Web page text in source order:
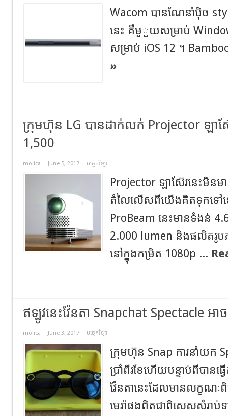
Wacom បានណែនាំបុិច
នេះ គឺមួួយសម្រាប់
សម្រាប់ iOS 12 ។
»
ក្រុមហ៊ុន LG បានដាក់លក់ Projector ឡា
1,500
molica June 5, 2017 បច្ចេកវិទ្យា
Projector ឡាស៊ែរនេះមិនម
តំលៃលើសពីយើងគិតទុកទៅ
ProBeam នេះមានទំងន់
2.000 lumen និងផលិតរូ
នៅក្នុងកម្រិត 1080p ...
ឥឡូវនេះវ៉ែនតា Snapchat Spectacle អ
molica June 3, 2017 បច្ចេកវិទ្យា
ក្រុមហ៊ុន Snap ការនាំយក
ប្រាំពីរខែហើយបន្ទាប់ពីបានធ្
វ៉ែនតានេះដែលមានលក្ខណៈ
មេរ៉ាផងពិតជាពិសេសសំរា